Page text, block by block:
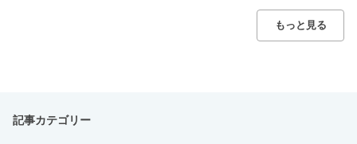
もっと見る
記事カテゴリー